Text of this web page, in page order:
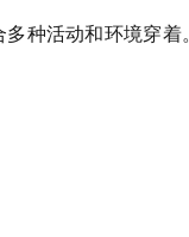
种活动和环境穿着。